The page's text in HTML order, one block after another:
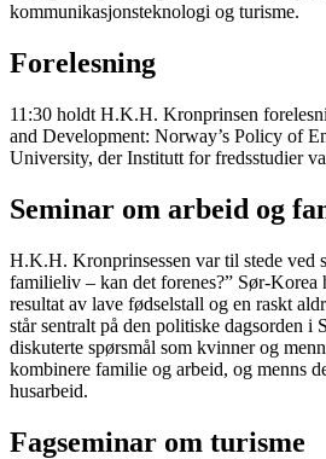
kommunikasjonsteknologi og turisme.
Forelesning
11:30 holdt H.K.H. Kronprinsen
and Development: Norway’s Policy of
University, der Institutt for fredsstudier
Seminar om arbeid og
H.K.H. Kronprinsessen var til stede ved
familieliv – kan det forenes?” Sør-Korea
resultat av lave fødselstall og en raskt
står sentralt på den politiske dagsorden i
diskuterte spørsmål som kvinner og
kombinere familie og arbeid, og menns
husarbeid.
Fagseminar om turisme